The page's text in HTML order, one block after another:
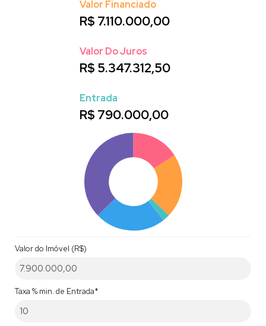
Valor Financiado
R$ 7.110.000,00
Valor Do Juros
R$ 5.347.312,50
Entrada
R$ 790.000,00
Valor do Imóvel (R$)
Taxa % min. de Entrada*